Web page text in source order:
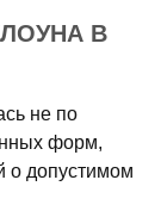
В
не по
форм,
о допустимом